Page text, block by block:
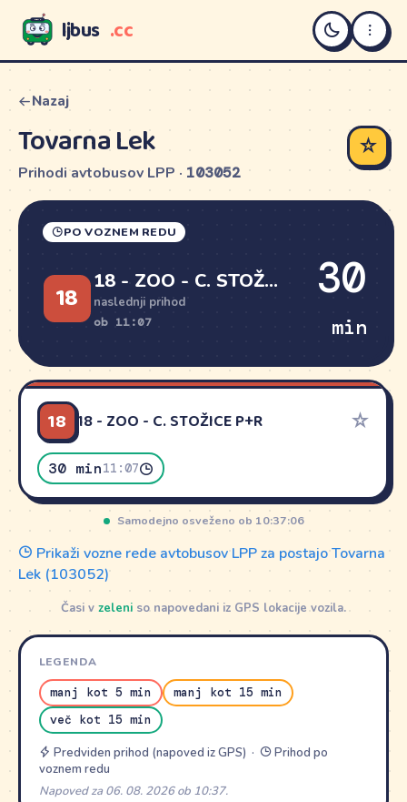
LJBUS ljbus .cc
Nazaj
Tovarna Lek
Prihodi avtobusov LPP · 103052
☆
PO VOZNEM REDU
18 18 - ZOO - C. STOŽICE P+R
naslednji prihod
ob 11:07
30
min
18 18 - ZOO - C. STOŽICE P+R ☆
30 min11:07
Samodejno osveženo ob 10:37:06
Prikaži vozne rede avtobusov LPP za postajo Tovarna
Lek (103052)
Časi v zeleni so napovedani iz GPS lokacije vozila.
LEGENDA
manj kot 5 min
manj kot 15 min
več kot 15 min
Predviden prihod (napoved iz GPS) ·
Prihod po
voznem redu
Napoved za 06. 08. 2026 ob 10:37.